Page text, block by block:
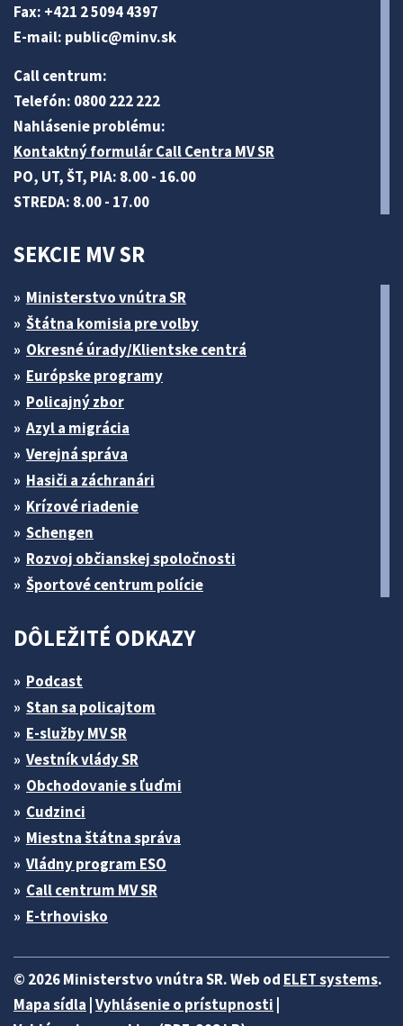
Fax: +421 2 5094 4397
E-mail: public@minv.sk
Call centrum:
Telefón: 0800 222 222
Nahlásenie problému:
Kontaktný formulár Call Centra MV SR
PO, UT, ŠT, PIA: 8.00 - 16.00
STREDA: 8.00 - 17.00
SEKCIE MV SR
Ministerstvo vnútra SR
Štátna komisia pre volby
Okresné úrady/Klientske centrá
Európske programy
Policajný zbor
Azyl a migrácia
Verejná správa
Hasiči a záchranári
Krízové riadenie
Schengen
Rozvoj občianskej spoločnosti
Športové centrum polície
DÔLEŽITÉ ODKAZY
Podcast
Stan sa policajtom
E-služby MV SR
Vestník vlády SR
Obchodovanie s ľuďmi
Cudzinci
Miestna štátna správa
Vládny program ESO
Call centrum MV SR
E-trhovisko
© 2026 Ministerstvo vnútra SR. Web od ELET systems.
Mapa sídla Vyhlásenie o prístupnosti